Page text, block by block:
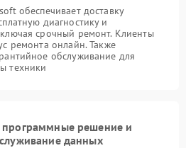
обеспечивает доставку
диагностику и
срочный ремонт. Клиенты
ремонта онлайн. Также
обслуживание для
техники
решение и
данных